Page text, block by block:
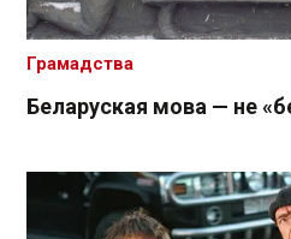
Беларуская мова — не
Грамадства